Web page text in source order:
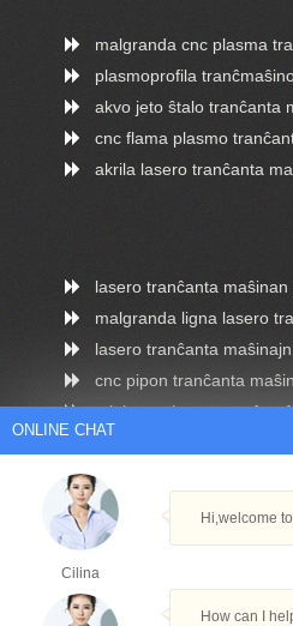
malgranda cnc plasma
plasmoprofila
akvo jeto ŝtalo tranĉanta
cnc flama plasmo
akrila lasero tranĉanta
lasero tranĉanta maŝinan
malgranda ligna lasero
lasero tranĉanta
cnc pipon tranĉanta
mini cnc plasma
German
Portuguese
Russian
ONLINE CHAT
Cilina
Hi,welcome
How can I